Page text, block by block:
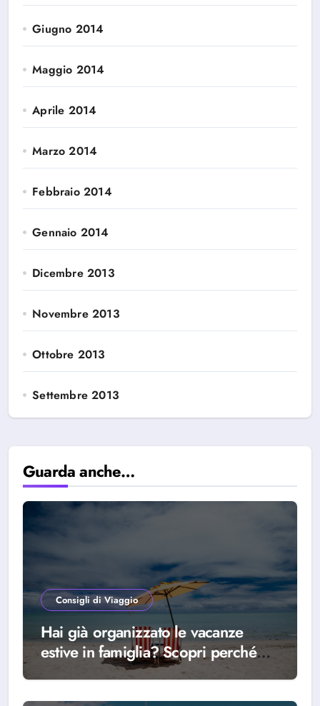
Giugno 2014
Maggio 2014
Aprile 2014
Marzo 2014
Febbraio 2014
Gennaio 2014
Dicembre 2013
Novembre 2013
Ottobre 2013
Settembre 2013
Guarda anche…
Consigli di Viaggio
Hai già organizzato le vacanze
estive in famiglia? Scopri perché
scegliere Alba Adriatica